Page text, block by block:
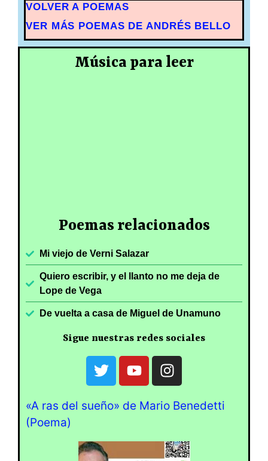
VOLVER A POEMAS
VER MÁS POEMAS DE ANDRÉS BELLO
Música para leer
Poemas relacionados
Mi viejo de Verni Salazar
Quiero escribir, y el llanto no me deja de
Lope de Vega
De vuelta a casa de Miguel de Unamuno
Sigue nuestras redes sociales
«A ras del sueño» de Mario Benedetti
(Poema)